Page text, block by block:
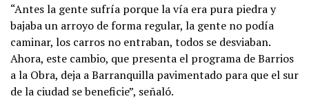
“Antes la gente sufría porque la vía era pura piedra y
bajaba un arroyo de forma regular, la gente no podía
caminar, los carros no entraban, todos se desviaban.
Ahora, este cambio, que presenta el programa de Barrios
a la Obra, deja a Barranquilla pavimentado para que el sur
de la ciudad se beneficie”, señaló.